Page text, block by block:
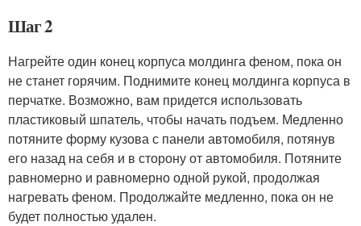
Шаг 2
Нагрейте один конец корпуса молдинга феном, пока он
не станет горячим. Поднимите конец молдинга корпуса в
перчатке. Возможно, вам придется использовать
пластиковый шпатель, чтобы начать подъем. Медленно
потяните форму кузова с панели автомобиля, потянув
его назад на себя и в сторону от автомобиля. Потяните
равномерно и равномерно одной рукой, продолжая
нагревать феном. Продолжайте медленно, пока он не
будет полностью удален.